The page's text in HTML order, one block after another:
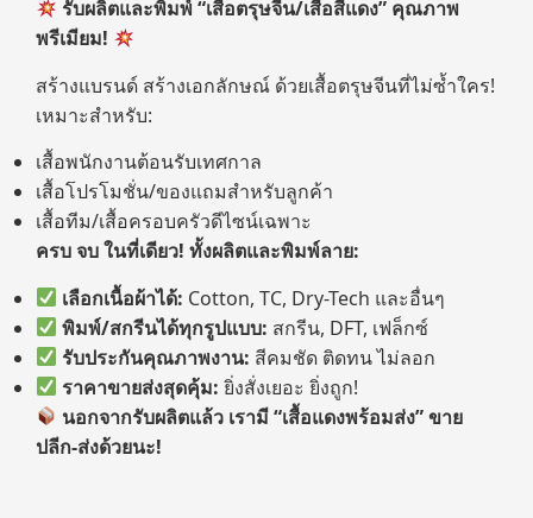
รับผลิตและพิมพ์ “เสื้อตรุษจีน/เสื้อสีแดง” คุณภาพ
พรีเมียม!
สร้างแบรนด์ สร้างเอกลักษณ์ ด้วยเสื้อตรุษจีนที่ไม่ซ้ำใคร!
เหมาะสำหรับ:
เสื้อพนักงานต้อนรับเทศกาล
เสื้อโปรโมชั่น/ของแถมสำหรับลูกค้า
เสื้อทีม/เสื้อครอบครัวดีไซน์เฉพาะ
ครบ จบ ในที่เดียว! ทั้งผลิตและพิมพ์ลาย:
เลือกเนื้อผ้าได้: Cotton, TC, Dry-Tech และอื่นๆ
พิมพ์/สกรีนได้ทุกรูปแบบ: สกรีน, DFT, เฟล็กซ์
รับประกันคุณภาพงาน: สีคมชัด ติดทน ไม่ลอก
ราคาขายส่งสุดคุ้ม: ยิ่งสั่งเยอะ ยิ่งถูก!
นอกจากรับผลิตแล้ว เรามี “เสื้อแดงพร้อมส่ง” ขาย
ปลีก-ส่งด้วยนะ!